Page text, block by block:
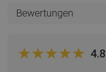
Bewertungen
4.8